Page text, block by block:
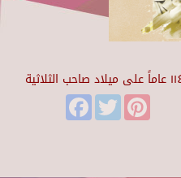
FacebookTwitter